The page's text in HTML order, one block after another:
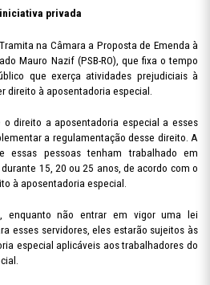
iniciativa privada
Tramita na Câmara a Proposta de Emenda à
Mauro Nazif (PSB-RO), que fixa o tempo
que exerça atividades prejudiciais à
direito à aposentadoria especial.
direito a aposentadoria especial a esses
a regulamentação desse direito. A
essas pessoas tenham trabalhado em
15, 20 ou 25 anos, de acordo com o
à aposentadoria especial.
enquanto não entrar em vigor uma lei
esses servidores, eles estarão sujeitos às
especial aplicáveis aos trabalhadores do